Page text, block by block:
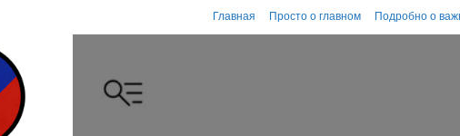
к
Главная Просто о главном Подробно о